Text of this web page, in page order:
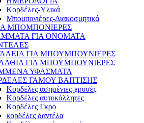
Κορδέλες-Υλικά
Μπομπονιέρες-Διακοσμητικά
ΜΠΟΜΠΟΝΙΕΡΕΣ
ΓΙΑ ΟΝΟΜΑΤΑ
ΓΙΑ ΜΠΟΥΜΠΟΥΝΙΕΡΕΣ
ΓΙΑ ΜΠΟΥΜΠΟΥΝΙΕΡΕΣ
ΥΦΑΣΜΑΤΑ
ΓΑΜΟΥ ΒΑΠΤΙΣΗΣ
Κορδέλες ασημένιες-χρυσές
Κορδέλες αυτοκόλλητες
Κορδέλες Γκρο
κορδέλες δαντέλα